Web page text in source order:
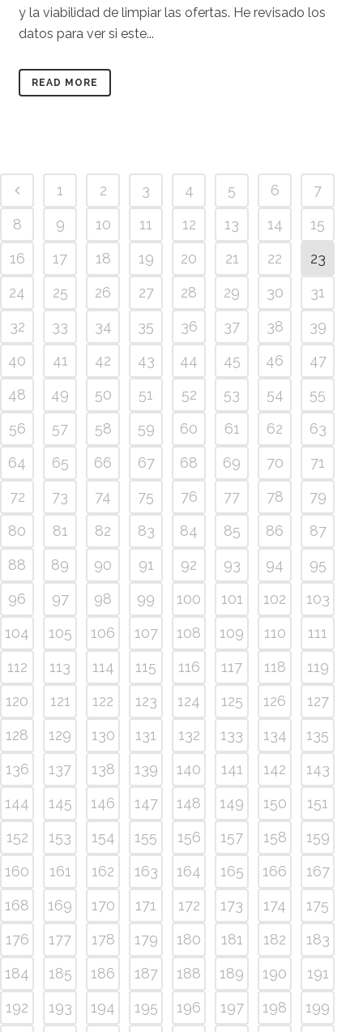
y la viabilidad de limpiar las ofertas. He revisado los
datos para ver si este...
READ MORE
1 2 3 4 5 6
7
8
9 10 11 12 13 14
15
16
17 18 19 20 21 22
23
24
25 26 27 28 29 30
31
32
33 34 35 36 37 38
39
40
41 42 43 44 45 46
47
48
49 50 51 52 53 54
55
56
57 58 59 60 61 62
63
64
65 66 67 68 69 70
71
72
73 74 75 76 77 78
79
80
81 82 83 84 85 86
87
88
89 90 91 92 93 94
95
96
97 98 99 100 101 102
103
104
105 106 107 108 109 110
111
112
113 114 115 116 117 118
119
120
121 122 123 124 125 126
127
128
129 130 131 132 133 134
135
136
137 138 139 140 141 142
143
144
145 146 147 148 149 150
151
152
153 154 155 156 157 158
159
160
161 162 163 164 165 166
167
168
169 170 171 172 173 174
175
176
177 178 179 180 181 182
183
184
185 186 187 188 189 190
191
192
193 194 195 196 197 198
199